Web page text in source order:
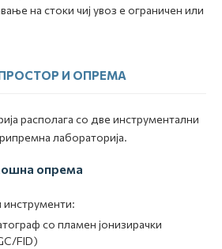
на стоки чиј увоз е ограничен или
И ОПРЕМА
располага со две инструментални
лабораторија.
опрема
со пламен јонизирачки
FID)